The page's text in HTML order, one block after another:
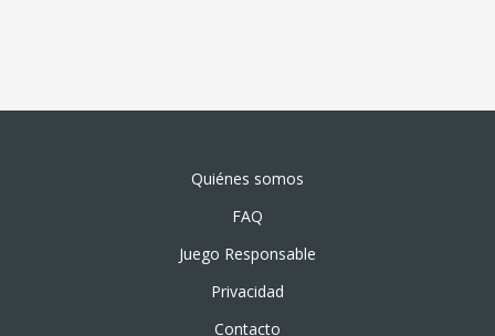
Quiénes somos
FAQ
Juego Responsable
Privacidad
Contacto